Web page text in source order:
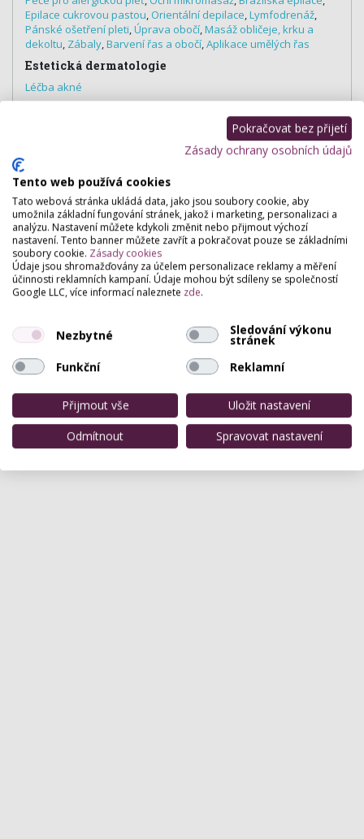
Epilace cukrovou pastou, Orientální depilace,Lymfodrenáž,
Pánské ošetření pleti,Úprava obočí,Masáž obličeje, krku a
dekoltu, Zábaly,Barvení řas a obočí,Aplikace umělých řas
Estetická dermatologie
Léčba akné
Pro přidání hodnocení sepřihlašte.
Zatím zde není žádné hodnocení.
Pokračovat bez přijetí
Zásady ochrany osobních údajů
Tento web používá cookies
Tato webová stránka ukládá data, jako jsou soubory cookie, aby
umožnila základní fungování stránek, jakož i marketing, personalizaci a
analýzu. Nastavení můžete kdykoli změnit nebo přijmout výchozí
nastavení. Tento banner můžete zavřít a pokračovat pouze se základními
soubory cookie. Zásady cookies
Údaje jsou shromažďovány za účelem personalizace reklamy a měření
účinnosti reklamních kampaní. Údaje mohou být sdíleny se společností
Google LLC, více informací naleznete zde.
Nezbytné Sledování výkonu
stránek
Funkční
Reklamní
Přijmout vše
Uložit nastavení
Odmítnout
Spravovat nastavení